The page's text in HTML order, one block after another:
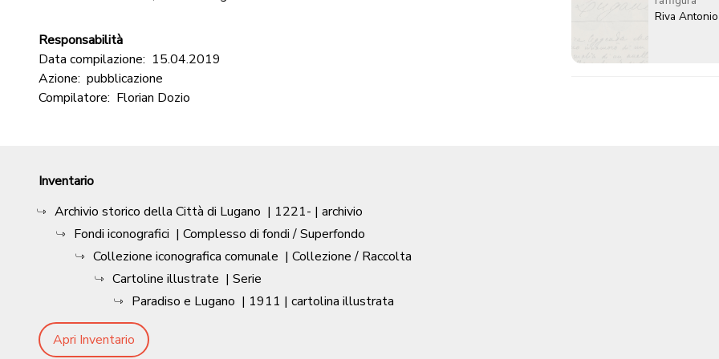
Responsabilità
Data compilazione: 15.04.2019
Azione: pubblicazione
Compilatore: Florian Dozio
Riva
Inventario
Archivio storico della Città di Lugano | 1221- | archivio
Fondi iconografici | Complesso di fondi / Superfondo
Collezione iconografica comunale | Collezione / Raccolta
Cartoline illustrate | Serie
Paradiso e Lugano | 1911 | cartolina illustrata
Apri Inventario